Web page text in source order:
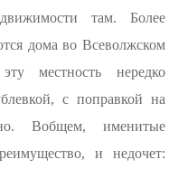
там. Более
дома во Всеволжском
местность нередко
с поправкой на
Вобщем, именитые
и недочет: